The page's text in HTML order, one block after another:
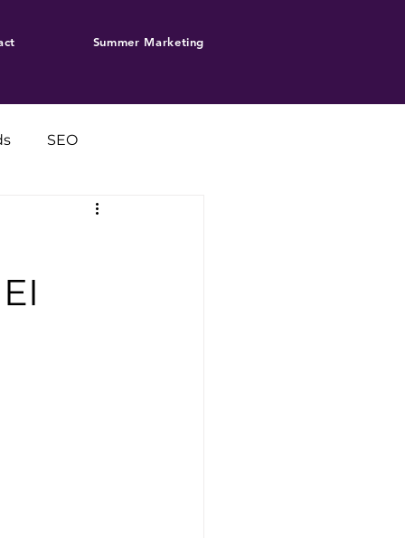
Summer Marketing
SEO